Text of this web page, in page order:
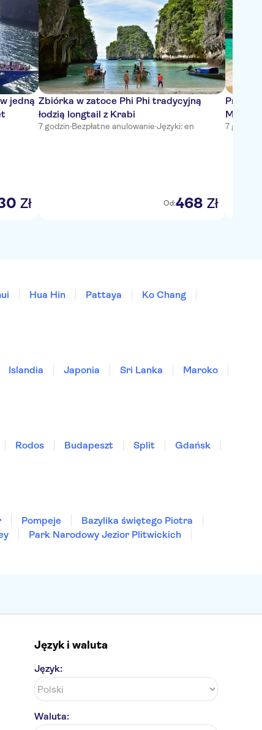
jedną
Zł
Zbiórka w zatoce Phi Phi tradycyjną
łodzią longtail z Krabi
7 godzin·Bezpłatne anulowanie·Języki: en
Od:468 Zł
Maya
7 godzin
Hua Hin Pattaya
Ko Chang
Islandia Japonia Sri Lanka
Maroko
Rodos Budapeszt Split
Gdańsk
Pompeje
Bazylika świętego Piotra
Park Narodowy Jezior Plitwickich
Język i waluta
Język:
Waluta: